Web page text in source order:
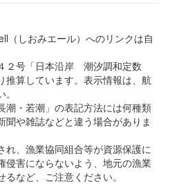
しおみエール）へのリンクは自
号「日本沿岸 潮汐調和定数
算しています。表示情報は、航
・若潮」の表記方法には何種類
や雑誌などと違う場合がありま
、漁業協同組合等が資源保護に
侵害にならないよう、地元の漁業
など、ご注意ください。